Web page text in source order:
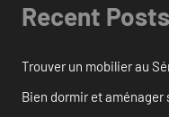
Recent Posts
Trouver un mobilier au
Bien dormir et